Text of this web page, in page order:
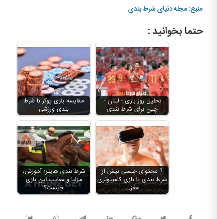
منبع: مجله دنیای شرط بندی
حتما بخوانید :
مقایسه بازی پوکر با شرط
بندی ورزشی
تحلیل روز بازی ؛ لبنان -
چین برای شرط بندی
شرط بندی هاینز؛ آموزش،
مزایا و معایب این بازی
چیست؟
? محتوای جنسی بیش از
شرط بندی یا بازی کامپیوتری
مغز…